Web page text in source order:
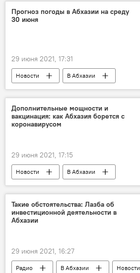
Прогноз погоды в Абхазии на среду
30 июня
29 июня 2021, 17:31
Новости В Абхазии
Дополнительные мощности и
вакцинация: как Абхазия борется с
коронавирусом
29 июня 2021, 17:15
Новости
В Абхазии
Вакцинация от COVID-19 в Абхазии
Ситуация с коронавирусом в Абхазии
Такие обстоятельства: Лазба об
инвестиционной деятельности в
Абхазии
29 июня 2021, 16:27
Радио В Абхазии Новости